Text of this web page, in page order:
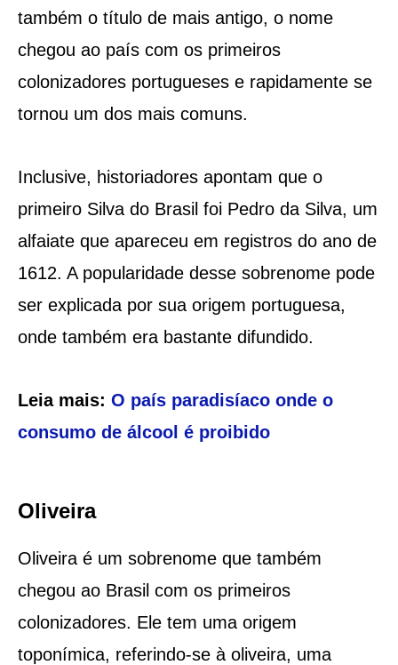
também o título de mais antigo, o nome
chegou ao país com os primeiros
colonizadores portugueses e rapidamente se
tornou um dos mais comuns.
Inclusive, historiadores apontam que o
primeiro Silva do Brasil foi Pedro da Silva, um
alfaiate que apareceu em registros do ano de
1612. A popularidade desse sobrenome pode
ser explicada por sua origem portuguesa,
onde também era bastante difundido.
Leia mais: O país paradisíaco onde o
consumo de álcool é proibido
Oliveira
Oliveira é um sobrenome que também
chegou ao Brasil com os primeiros
colonizadores. Ele tem uma origem
toponímica, referindo-se à oliveira, uma